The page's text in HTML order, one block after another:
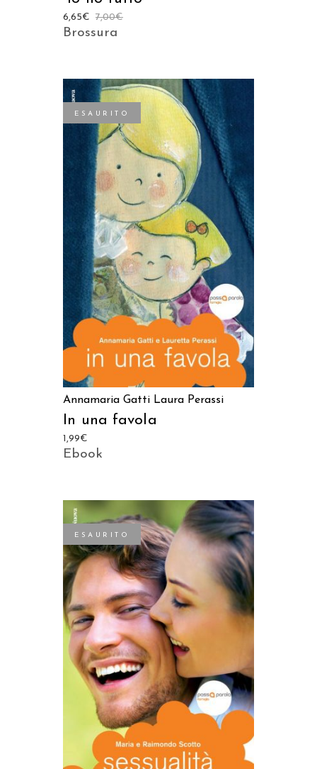
7,00€
6,65€
Brossura
ESAURITO
LEGGI TUTTO
Annamaria Gatti Laura Perassi
In una favola
1,99€
Ebook
ESAURITO
LEGGI TUTTO